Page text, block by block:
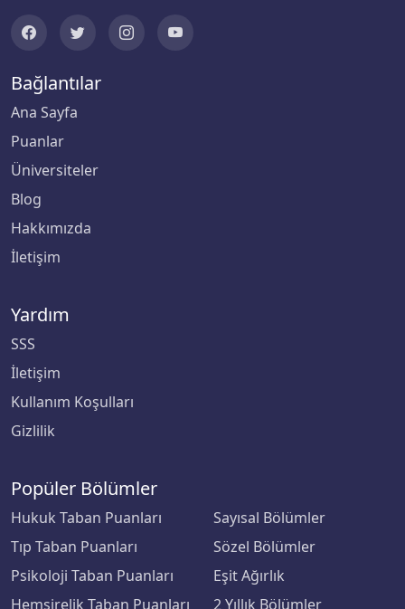
Bursa Uludağ Üniversitesi
Çağ Üniversitesi
Çankaya Üniversitesi
Çukurova Üniversitesi
Demiroğlu Bilim Üniversitesi
Dicle Üniversitesi
Dokuz Eylül Üniversitesi
Bağlantılar
Ana Sayfa
Puanlar
Üniversiteler
Blog
Hakkımızda
İletişim
Yardım
SSS
İletişim
Kullanım Koşulları
Gizlilik
Popüler Bölümler
Hukuk Taban Puanları
Tıp Taban Puanları
Psikoloji Taban Puanları
Hemşirelik Taban Puanları
Sayısal Bölümler
Sözel Bölümler
Eşit Ağırlık
2 Yıllık Bölümler